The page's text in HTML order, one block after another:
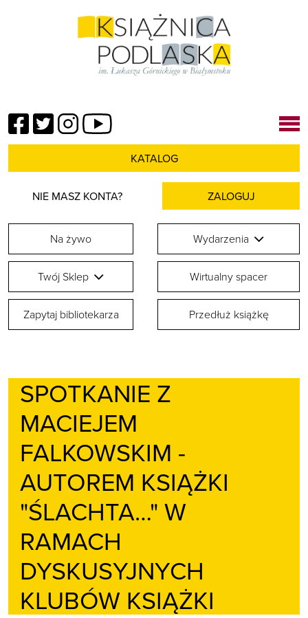
KATALOG
NIE MASZ KONTA? ZALOGUJ
Facebook
TwitterInstagram
YouTube
Na żywo Wydarzenia
Twój Sklep Wirtualny spacer
Zapytaj bibliotekarza Przedłuż książkę
SPOTKANIE Z
MACIEJEM
FALKOWSKIM -
AUTOREM KSIĄŻKI
"ŚLACHTA…" W
RAMACH
DYSKUSYJNYCH
KLUBÓW KSIĄŻKI